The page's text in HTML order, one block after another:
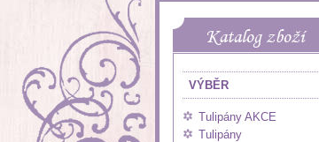
Katalog zboží
VÝBĚR
Tulipány AKCE
Tulipány